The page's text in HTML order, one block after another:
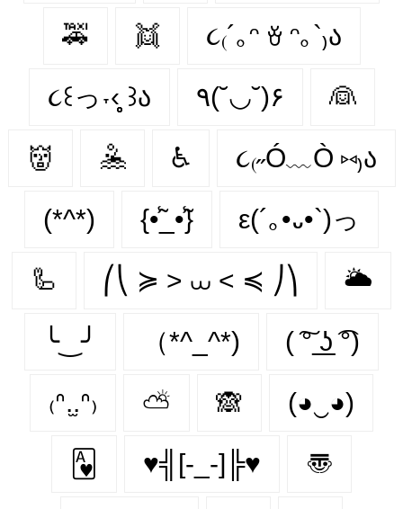
🚕 👯 ૮₍´｡ᵔ ꈊ ᵔ｡`₎ა
૮꒰っ˕‹̥̥̥ ꒱ა ٩(˘◡˘)۶ 👰
👹 🤽 ♿ ૮₍˶Ó﹏Ò ⑅₎ა
(*^*) {•̃̾_•̃̾} ε(´｡•᎑•`)っ
🦾 ⎛⎝ ≽ > ⩊ < ≼ ⎠⎞ 🌥
╰‿╯ （*^_^*) ( ͠° ͟ʖ ͡°)
₍ᐢ.̫.ᐢ₎ ⛅ 🙈 (◕‿◕)
🂱 ♥╣[-_-]╠♥ 〠